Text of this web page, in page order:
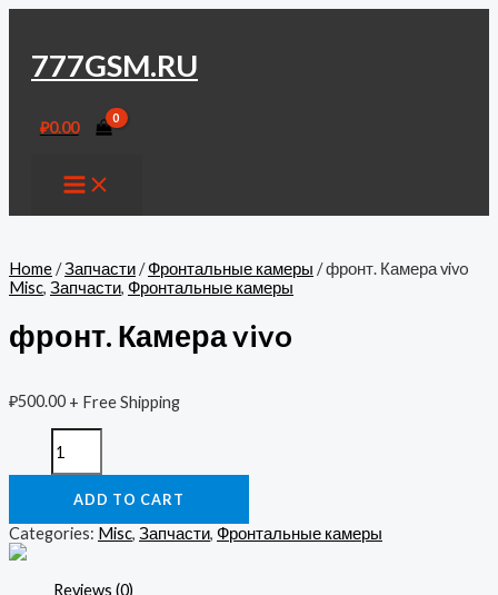
содержимому
777GSM.RU
₽0.00
MAIN
MENU
Home/Запчасти/Фронтальные камеры / фронт. Камера vivo
Misc, Запчасти, Фронтальные камеры
фронт. Камера vivo
₽500.00 + Free Shipping
фронт.
Камера
vivo
ADD TO CART
Categories: Misc, Запчасти, Фронтальные камеры
Reviews (0)